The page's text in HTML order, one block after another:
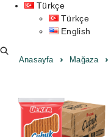
Türkçe
Türkçe
English
Anasayfa Mağaza